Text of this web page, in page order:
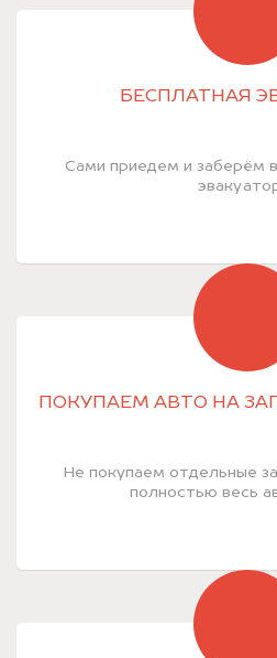
БЕСПЛАТНАЯ
Сами приедем и заберём
ПОКУПАЕМ АВТО НА
Не покупаем отдельные
полностью весь